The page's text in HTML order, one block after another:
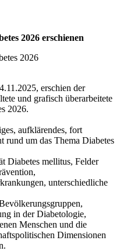
2026 erschienen
erschien der
und grafisch überarbeitete
2026.
aufklärendes, fort
rund um das Thema Diabetes
Diabetes mellitus, Felder
unterschiedliche
in der Diabetologie,
Menschen und die
Dimensionen